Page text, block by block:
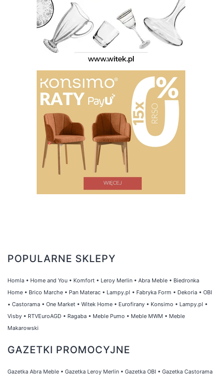
POPULARNE SKLEPY
Homla • Home and You • Komfort • Leroy Merlin • Abra Meble • Biedronka
Home • Brico Marche • Pan Materac • Lampy.pl • Fabryka Form • Dekoria • OBI
• Castorama • One Market • Witek Home • Eurofirany • Konsimo • Lampy.pl •
Visby • RTVEuroAGD • Ragaba • Meble Pumo • Meble MWM • Meble
Makarowski
GAZETKI PROMOCYJNE
Gazetka Abra Meble • Gazetka Leroy Merlin • Gazetka OBI • Gazetka Castorama